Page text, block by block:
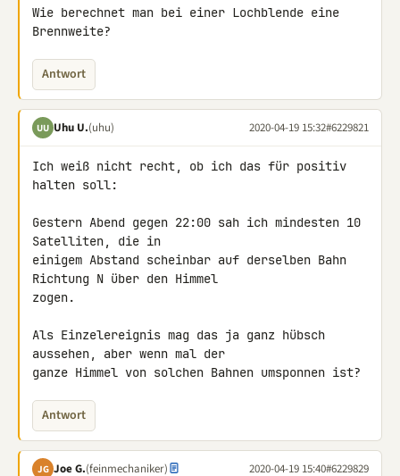
Wie berechnet man bei einer Lochblende eine
Brennweite?
Antwort
UU Uhu U.(uhu) 2020-04-19 15:32#6229821
Ich weiß nicht recht, ob ich das für positiv
halten soll:
Gestern Abend gegen 22:00 sah ich mindesten 10
Satelliten, die in
einigem Abstand scheinbar auf derselben Bahn
Richtung N über den Himmel
zogen.
Als Einzelereignis mag das ja ganz hübsch
aussehen, aber wenn mal der
ganze Himmel von solchen Bahnen umsponnen ist?
Antwort
JG Joe G.(feinmechaniker) 2020-04-19 15:40#6229829